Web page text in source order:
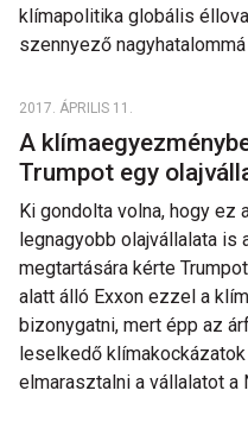
klímapolitika globális
szennyező
2017. ÁPRILIS 11.
A
Trumpot egy
Ki gondolta volna, hogy ez
legnagyobb olajvállalata is
megtartására kérte
alatt álló Exxon ezzel a
bizonygatni, mert épp az
leselkedő
elmarasztalni a vállalatot a